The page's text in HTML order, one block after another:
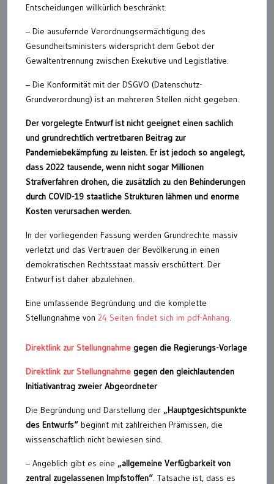
Entscheidungen willkürlich beschränkt.
– Die ausufernde Verordnungsermächtigung des
Gesundheitsministers widerspricht dem Gebot der
Gewaltentrennung zwischen Exekutive und Legistlative.
– Die Konformität mit der DSGVO (Datenschutz-
Grundverordnung) ist an mehreren Stellen nicht gegeben.
Der vorgelegte Entwurf ist nicht geeignet einen sachlich
und grundrechtlich vertretbaren Beitrag zur
Pandemiebekämpfung zu leisten. Er ist jedoch so angelegt,
dass 2022 tausende, wenn nicht sogar Millionen
Strafverfahren drohen, die zusätzlich zu den Behinderungen
durch COVID-19 staatliche Strukturen lähmen und enorme
Kosten verursachen werden.
In der vorliegenden Fassung werden Grundrechte massiv
verletzt und das Vertrauen der Bevölkerung in einen
demokratischen Rechtsstaat massiv erschüttert. Der
Entwurf ist daher abzulehnen.
Eine umfassende Begründung und die komplette
Stellungnahme von 24 Seiten findet sich im pdf-Anhang.
Direktlink zur Stellungnahme gegen die Regierungs-Vorlage
Direktlink zur Stellungnahme gegen den gleichlautenden
Initiativantrag zweier Abgeordneter
Die Begründung und Darstellung der „Hauptgesichtspunkte
des Entwurfs“ beginnt mit zahlreichen Prämissen, die
wissenschaftlich nicht bewiesen sind.
– Angeblich gibt es eine „allgemeine Verfügbarkeit von
zentral zugelassenen Impfstoffen“. Tatsache ist, dass es